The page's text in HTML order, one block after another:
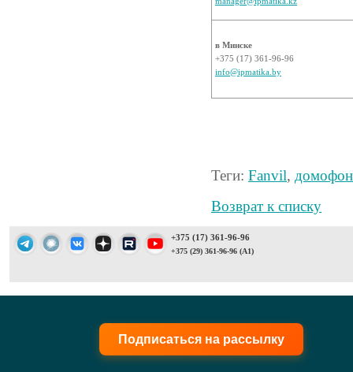
в Минске
+375 (17) 361-96-96
info@ipmatika.by
Теги: Fanvil,
Возврат к списку
+375 (17) 361-96-96
+375 (29) 361-96-96 (A1)
Подписаться на рассылку